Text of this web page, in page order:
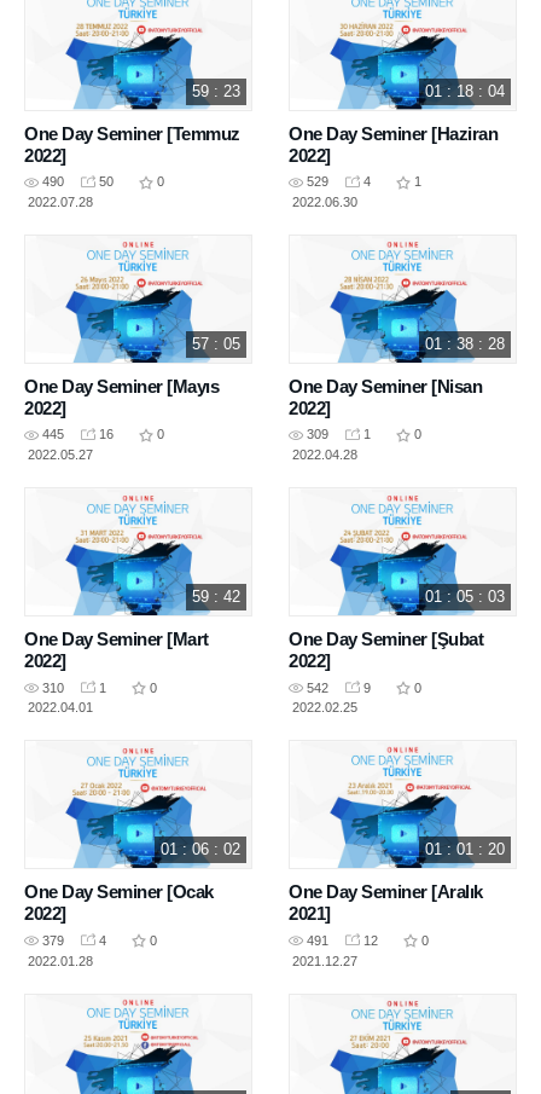
59 : 23
One Day Seminer [Temmuz
2022]
490 50
0
2022.07.28
01 : 18 : 04
One Day Seminer [Haziran
2022]
529 4
1
2022.06.30
57 : 05
One Day Seminer [Mayıs
2022]
445 16
0
2022.05.27
01 : 38 : 28
One Day Seminer [Nisan
2022]
309 1
0
2022.04.28
59 : 42
One Day Seminer [Mart
2022]
310 1
0
2022.04.01
01 : 05 : 03
One Day Seminer [Şubat
2022]
542 9
0
2022.02.25
01 : 06 : 02
One Day Seminer [Ocak
2022]
379 4
0
2022.01.28
01 : 01 : 20
One Day Seminer [Aralık
2021]
491 12
0
2021.12.27